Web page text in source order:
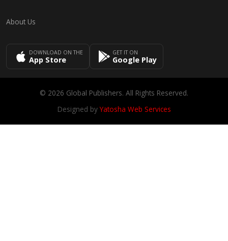
About Us
DOWNLOAD ON THE
App Store
GET IT ON
Google Play
© 2026 Global Publishers. All Rights Reserved.
Designed byYatosha Web Services